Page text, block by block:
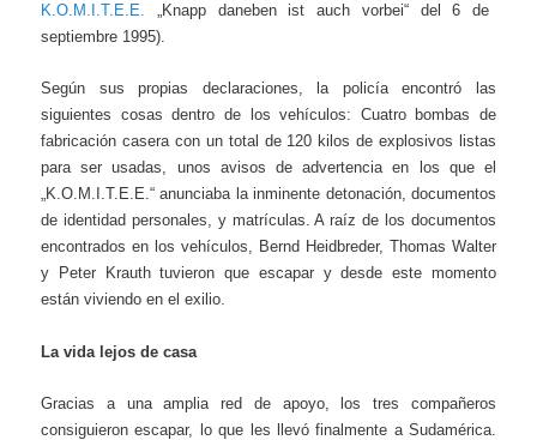
K.O.M.I.T.E.E. „Knapp daneben ist auch vorbei“ del 6 de
septiembre 1995).
Según sus propias declaraciones, la policía encontró las
siguientes cosas dentro de los vehículos: Cuatro bombas de
fabricación casera con un total de 120 kilos de explosivos listas
para ser usadas, unos avisos de advertencia en los que el
„K.O.M.I.T.E.E.“ anunciaba la inminente detonación, documentos
de identidad personales, y matrículas. A raíz de los documentos
encontrados en los vehículos, Bernd Heidbreder, Thomas Walter
y Peter Krauth tuvieron que escapar y desde este momento
están viviendo en el exilio.
La vida lejos de casa
Gracias a una amplia red de apoyo, los tres compañeros
consiguieron escapar, lo que les llevó finalmente a Sudamérica.